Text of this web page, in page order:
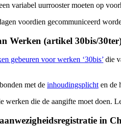
variabel uurrooster moeten op
voordien gecommuniceerd
Werken (artikel 30bis/
gebeuren voor werken ‘30bis’ die
met de inhoudingsplicht en de
werken die de aangifte moet doen.
in